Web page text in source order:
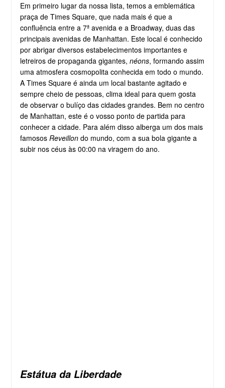
Em primeiro lugar da nossa lista, temos a emblemática
praça de Times Square, que nada mais é que a
confluência entre a 7ª avenida e a Broadway, duas das
principais avenidas de Manhattan. Este local é conhecido
por abrigar diversos estabelecimentos importantes e
letreiros de propaganda gigantes, néons, formando assim
uma atmosfera cosmopolita conhecida em todo o mundo.
A Times Square é ainda um local bastante agitado e
sempre cheio de pessoas, clima ideal para quem gosta
de observar o bulíço das cidades grandes. Bem no centro
de Manhattan, este é o vosso ponto de partida para
conhecer a cidade. Para além disso alberga um dos mais
famosos Reveillondo mundo, com a sua bola gigante a
subir nos céus às 00:00 na viragem do ano.
Estátua da Liberdade